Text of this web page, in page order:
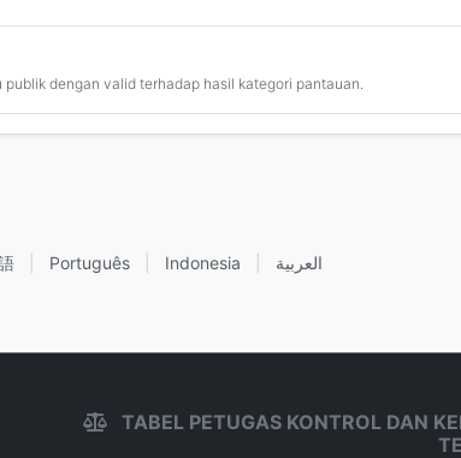
dengan valid terhadap hasil kategori pantauan.
Português Indonesia العربية
TABEL PETUGAS KONTROL DAN